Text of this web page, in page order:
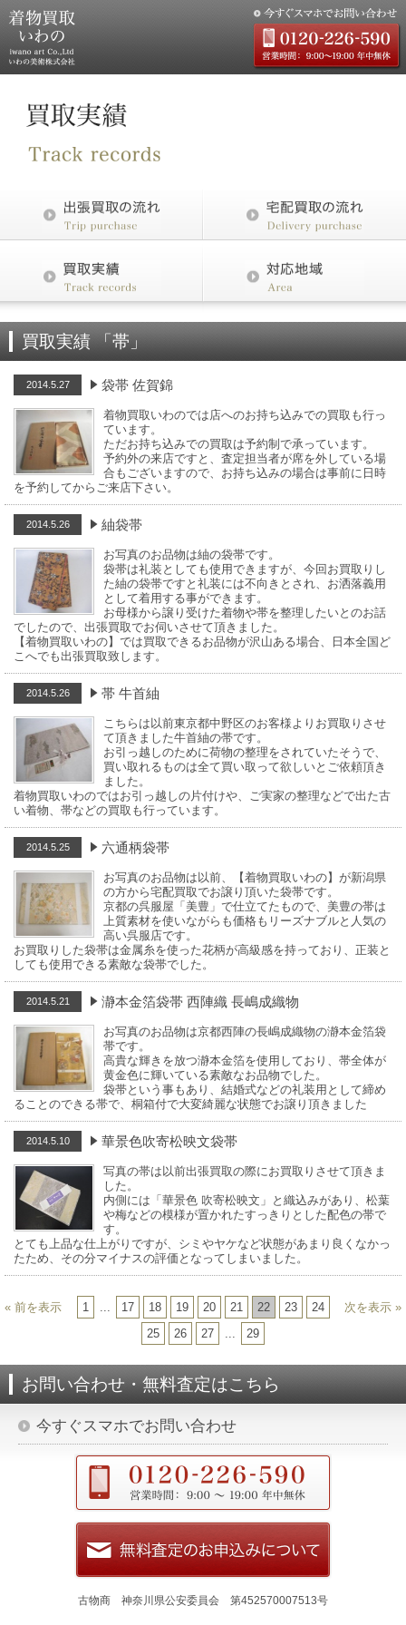
買取実績 「帯」
2014.5.27 袋帯 佐賀錦
着物買取いわのでは店へのお持ち込みでの買取も行っ
ています。
ただお持ち込みでの買取は予約制で承っています。
予約外の来店ですと、査定担当者が席を外している場
合もございますので、お持ち込みの場合は事前に日時
を予約してからご来店下さい。
2014.5.26 紬袋帯
お写真のお品物は紬の袋帯です。
袋帯は礼装としても使用できますが、今回お買取りし
た紬の袋帯ですと礼装には不向きとされ、お洒落義用
として着用する事ができます。
お母様から譲り受けた着物や帯を整理したいとのお話
でしたので、出張買取でお伺いさせて頂きました。
【着物買取いわの】では買取できるお品物が沢山ある場合、日本全国ど
こへでも出張買取致します。
2014.5.26 帯 牛首紬
こちらは以前東京都中野区のお客様よりお買取りさせ
て頂きました牛首紬の帯です。
お引っ越しのために荷物の整理をされていたそうで、
買い取れるものは全て買い取って欲しいとご依頼頂き
ました。
着物買取いわのではお引っ越しの片付けや、ご実家の整理などで出た古
い着物、帯などの買取も行っています。
2014.5.25 六通柄袋帯
お写真のお品物は以前、【着物買取いわの】が新潟県
の方から宅配買取でお譲り頂いた袋帯です。
京都の呉服屋「美豊」で仕立てたもので、美豊の帯は
上質素材を使いながらも価格もリーズナブルと人気の
高い呉服店です。
お買取りした袋帯は金属糸を使った花柄が高級感を持っており、正装と
しても使用できる素敵な袋帯でした。
2014.5.21 瀞本金箔袋帯 西陣織 長嶋成織物
お写真のお品物は京都西陣の長嶋成織物の瀞本金箔袋
帯です。
高貴な輝きを放つ瀞本金箔を使用しており、帯全体が
黄金色に輝いている素敵なお品物でした。
袋帯という事もあり、結婚式などの礼装用として締め
ることのできる帯で、桐箱付で大変綺麗な状態でお譲り頂きました
2014.5.10 華景色吹寄松映文袋帯
写真の帯は以前出張買取の際にお買取りさせて頂きま
した。
内側には「華景色 吹寄松映文」と織込みがあり、松葉
や梅などの模様が置かれたすっきりとした配色の帯で
す。
とても上品な仕上がりですが、シミやヤケなど状態があまり良くなかっ
たため、その分マイナスの評価となってしまいました。
« 前を表示 1 ... 17 18 19 20 21 22 23
24
25
26 27 ... 29
次を表示 »
お問い合わせ・無料査定はこちら
今すぐスマホでお問い合わせ
古物商 神奈川県公安委員会 第452570007513号